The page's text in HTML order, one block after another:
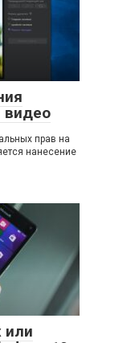
видео
прав на
нанесение
или